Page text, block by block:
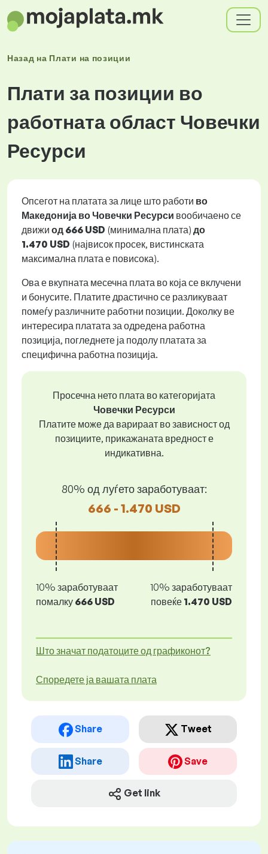
Назад на Плати на позиции
Плати за позиции во
работната област Човечки
Ресурси
Опсегот на платата за лице што работи во
Македонија во Човечки Ресурси вообичаено се
движи од 666 USD (минимална плата) до
1.470 USD (највисок просек, вистинската
максимална плата е повисока).
Ова е вкупната месечна плата во која се вклучени
и бонусите. Платите драстично се разликуваат
помеѓу различните работни позиции. Доколку ве
интересира платата за одредена работна
позиција, погледнете ја подолу платата за
специфична работна позиција.
Просечна нето плата во категоријата
Човечки Ресурси
Платите може да варираат во зависност од
позициите, прикажаната вредност е
индикативна.
80% од луѓето заработуваат:
666 - 1.470 USD
10% заработуваат
помалку 666 USD
10% заработуваат
повеќе 1.470 USD
Што значат податоците од графиконот?
Споредете ја вашата плата
Share Tweet
Share Save
Get link